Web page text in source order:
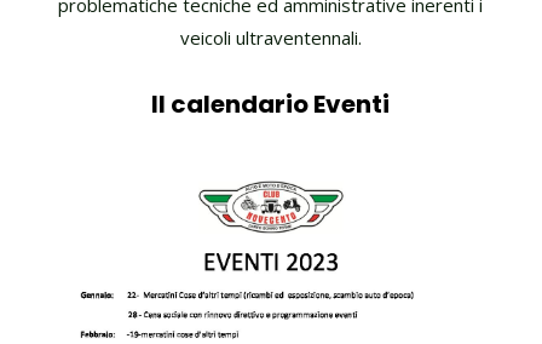
problematiche tecniche ed amministrative inerenti i
veicoli ultraventennali.
Il calendario Eventi